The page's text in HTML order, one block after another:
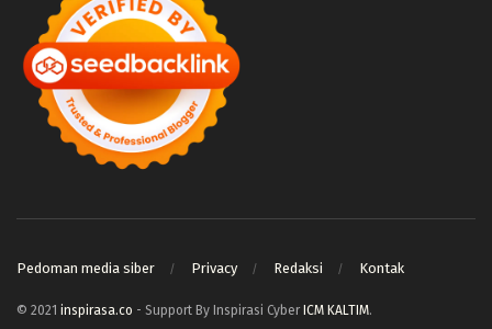
Pedoman media siber Privacy Redaksi Kontak
© 2021 inspirasa.co - Support By Inspirasi Cyber ICM KALTIM.